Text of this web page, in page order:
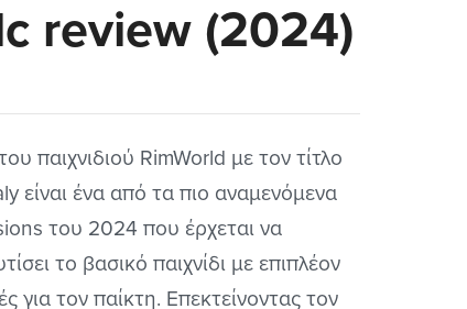
review (2024)
παιχνιδιού RimWorld με τον τίτλο
είναι ένα από τα πιο αναμενόμενα
του 2024 που έρχεται να
το βασικό παιχνίδι με επιπλέον
για τον παίκτη. Επεκτείνοντας τον